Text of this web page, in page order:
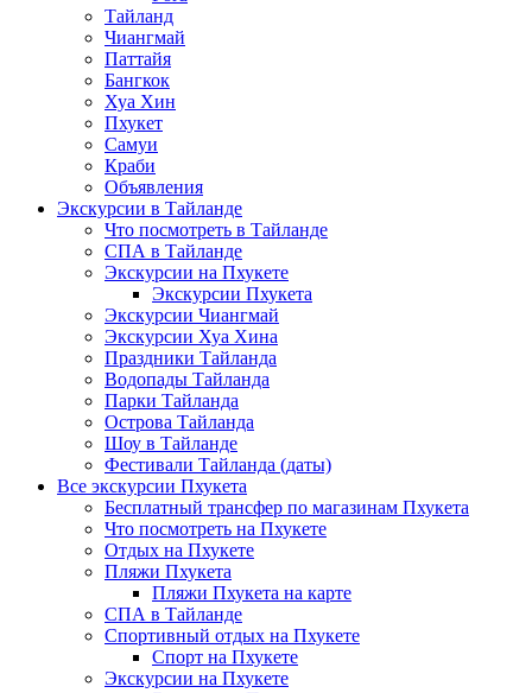
Тайланд
Чиангмай
Паттайя
Бангкок
Хуа Хин
Пхукет
Самуи
Краби
Объявления
Экскурсии в Тайланде
Что посмотреть в Тайланде
СПА в Тайланде
Экскурсии на Пхукете
Экскурсии Пхукета
Экскурсии Чиангмай
Экскурсии Хуа Хина
Праздники Тайланда
Водопады Тайланда
Парки Тайланда
Острова Тайланда
Шоу в Тайланде
Фестивали Тайланда (даты)
Все экскурсии Пхукета
Бесплатный трансфер по магазинам Пхукета
Что посмотреть на Пхукете
Отдых на Пхукете
Пляжи Пхукета
Пляжи Пхукета на карте
СПА в Тайланде
Спортивный отдых на Пхукете
Спорт на Пхукете
Экскурсии на Пхукете